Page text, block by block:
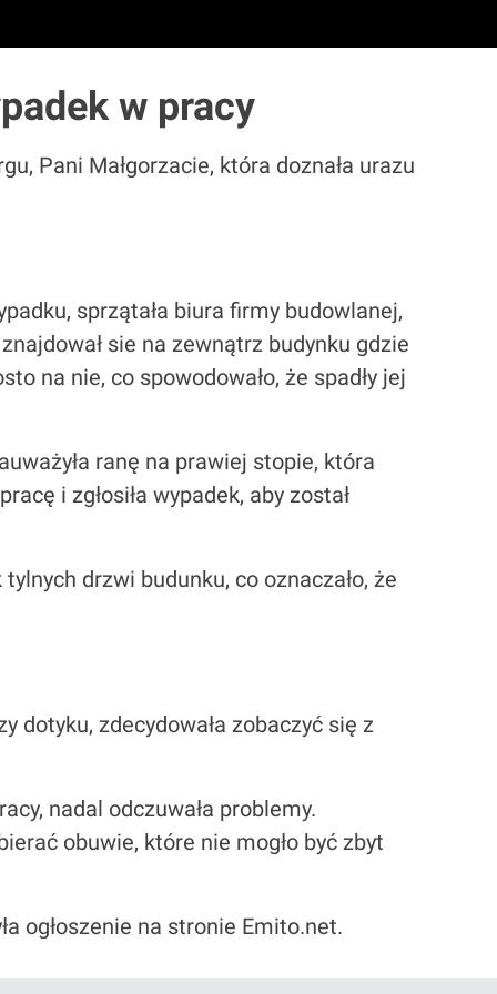
w pracy
Pani Małgorzacie, która doznała urazu
sprzątała biura firmy budowlanej,
sie na zewnątrz budynku gdzie
na nie, co spowodowało, że spadły jej
ranę na prawiej stopie, która
i zgłosiła wypadek, aby został
drzwi budunku, co oznaczało, że
dotyku, zdecydowała zobaczyć się z
nadal odczuwała problemy.
obuwie, które nie mogło być zbyt
ogłoszenie na stronie Emito.net.